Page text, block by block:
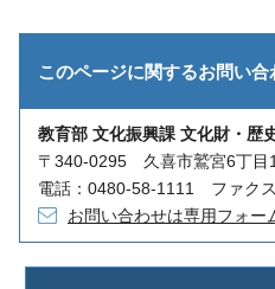
このページに関するお問い合
教育部 文化振興課 文化財・歴
〒340-0295 久喜市鷲宮6丁目
電話：0480-58-1111 ファク
お問い合わせは専用フォー